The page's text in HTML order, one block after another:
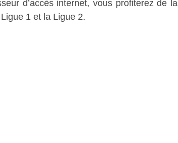
d’accès internet, vous profiterez de la
1 et la Ligue 2.